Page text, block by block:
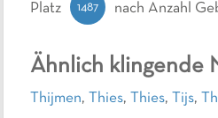
Ähnlich klingende
Thijmen, Thies, Thies, Tijs,
Platz 1487 nach Anzahl